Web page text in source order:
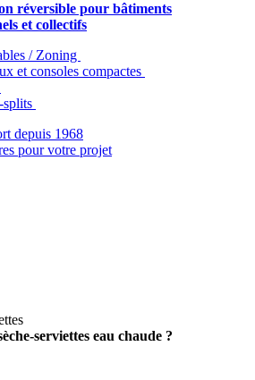
réversible pour bâtiments
et collectifs
/ Zoning
et consoles compactes
depuis 1968
pour votre projet
serviettes eau chaude ?